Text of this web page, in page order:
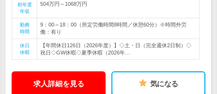
初年度
年収
504万円～1068万円
勤務
時間
9：00～18：00（所定労働時間8時間／休憩60分）※時間外労
働：有り
休日
休暇
【年間休日126日（2026年度）】◇土・日（完全週休2日制）◇
祝日◇GW休暇◇夏季休暇（2026年…
求人詳細を見る 気になる